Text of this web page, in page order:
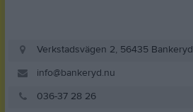
Verkstadsvägen 2, 56435 Bankeryd
info@bankeryd.nu
036-37 28 26